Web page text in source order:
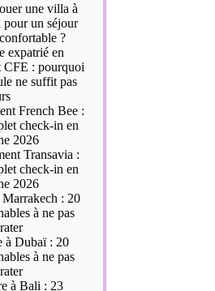
une villa à
pour un séjour
?
expatrié en
CFE : pourquoi
ne suffit pas
French Bee :
check-in en
2026
Transavia :
check-in en
2026
: 20
à ne pas
rater
à Dubaï : 20
à ne pas
rater
à Bali : 23